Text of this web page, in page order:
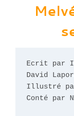
Ecrit par
David
Illustré
Conté par